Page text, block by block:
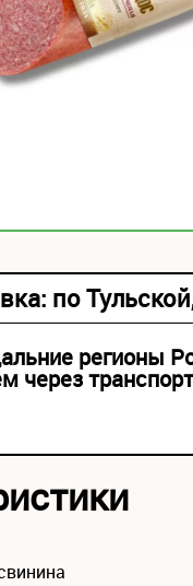
по
регионы
через